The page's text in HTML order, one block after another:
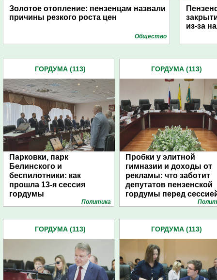
Золотое отопление: пензенцам назвали
причины резкого роста цен
Общество
из-за
ГОРДУМА (113)
Парковки, парк
Белинского и
беспилотники: как
прошла 13-я сессия
гордумы
Политика
ГОРДУМА (113)
Пробки у элитной
гимназии и доходы от
рекламы: что заботит
депутатов пензенской
гордумы перед
ГОРДУМА (113) ГОРДУМА (113)